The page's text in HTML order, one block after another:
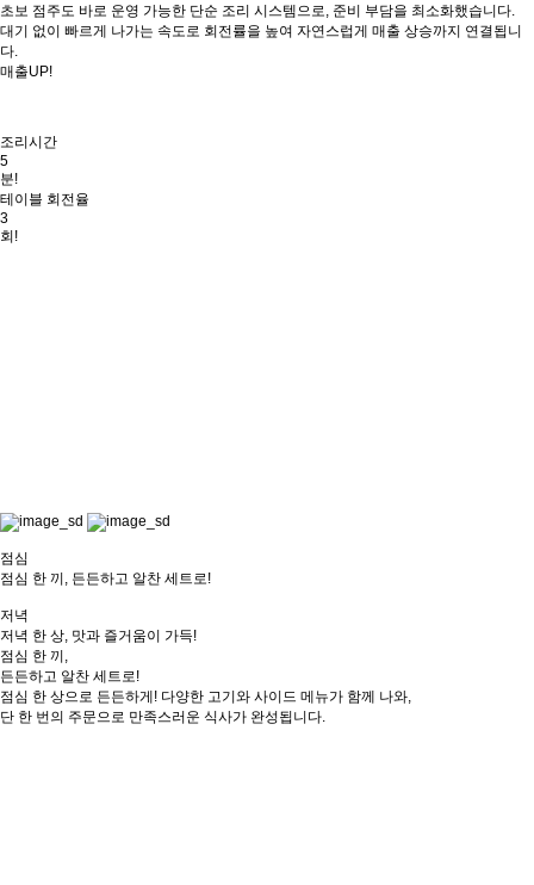
초보 점주도 바로 운영 가능한 단순 조리 시스템으로, 준비 부담을 최소화했습니다.
대기 없이 빠르게 나가는 속도로 회전률을 높여 자연스럽게 매출 상승까지 연결됩니
다.
매출UP!
조리시간
5
분!
테이블 회전율
3
회!
점심
점심 한 끼, 든든하고 알찬 세트로!
저녁
저녁 한 상, 맛과 즐거움이 가득!
점심 한 끼,
든든하고 알찬 세트로!
점심 한 상으로 든든하게! 다양한 고기와 사이드 메뉴가 함께 나와,
단 한 번의 주문으로 만족스러운 식사가 완성됩니다.